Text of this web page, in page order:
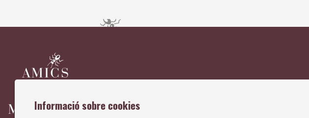
Informació sobre cookies